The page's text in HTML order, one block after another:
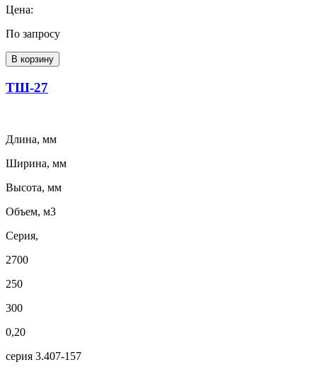
Цена:
По запросу
В корзину
ТШ-27
Длина, мм
Ширина, мм
Высота, мм
Объем, м3
Серия,
2700
250
300
0,20
серия 3.407-157